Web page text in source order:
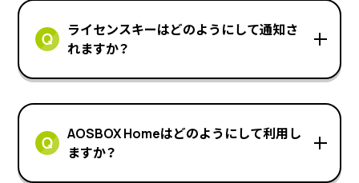
ライセンスキーはどのようにして通知さ
れますか？
AOSBOX Homeはどのようにして利用し
ますか？